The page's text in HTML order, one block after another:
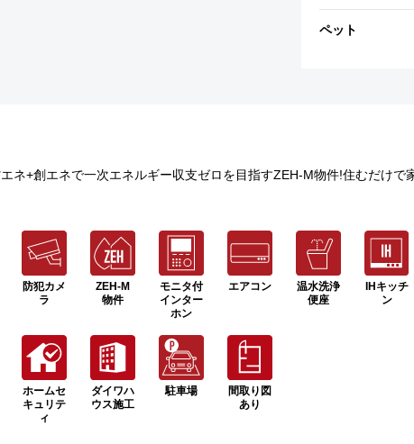
ペット
+創エネで一次エネルギー収支ゼロを目指すZEH-M物件!住むだけで
防犯カメ
ラ
ZEH-M
物件
モニタ付
インター
ホン
エアコン
温水洗浄
便座
IHキッチ
ン
ホームセ
キュリテ
ィ
ダイワハ
ウス施工
駐車場
間取り図
あり